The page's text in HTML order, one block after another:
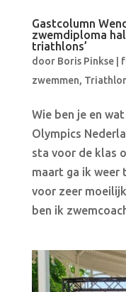
Gastcolumn
zwemdiploma
triathlons’
door Boris Pinkse|
zwemmen,
Wie ben je en
Olympics
sta voor de klas
maart ga ik weer
voor zeer
ben ik